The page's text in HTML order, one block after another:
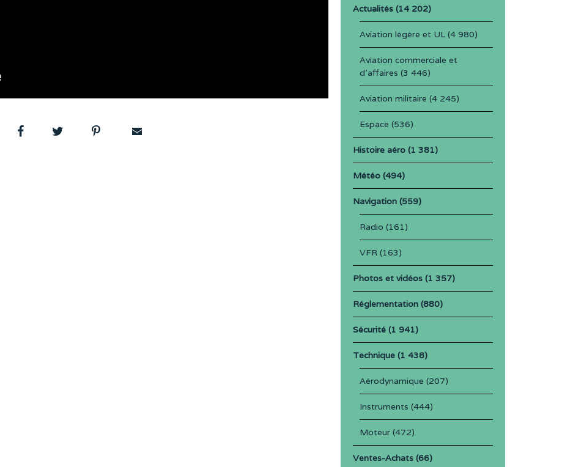
Actualités(14 202)
Aviation légère et UL(4 980)
Aviation commerciale et
d'affaires (3 446)
Aviation militaire (4 245)
Espace (536)
Histoire aéro(1 381)
Météo(494)
Navigation(559)
Radio (161)
VFR (163)
Photos et vidéos(1 357)
Réglementation(880)
Sécurité(1 941)
Technique(1 438)
Aérodynamique (207)
Instruments (444)
Moteur(472)
Ventes-Achats(66)